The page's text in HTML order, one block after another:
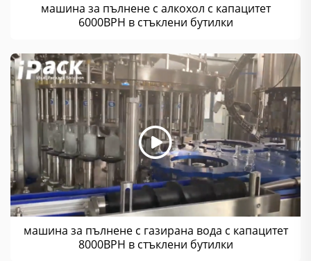
машина за пълнене с алкохол с капацитет
6000BPH в стъклени бутилки
машина за пълнене с газирана вода с капацитет
8000BPH в стъклени бутилки